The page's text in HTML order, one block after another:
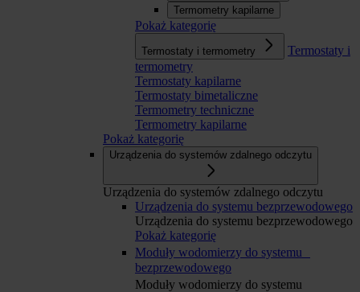
Termometry kapilarne
Pokaż kategorię
Termostaty i termometry
Termostaty i
termometry
Termostaty kapilarne
Termostaty bimetaliczne
Termometry techniczne
Termometry kapilarne
Pokaż kategorię
Urządzenia do systemów zdalnego odczytu
Urządzenia do systemów zdalnego odczytu
Urządzenia do systemu bezprzewodowego
Urządzenia do systemu bezprzewodowego
Pokaż kategorię
Moduły wodomierzy do systemu
bezprzewodowego
Moduły wodomierzy do systemu